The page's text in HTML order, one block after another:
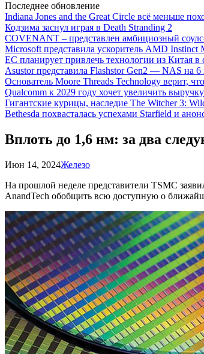
Последнее обновление
Indiana Jones and the Great Circle всё меньше
Кодзима заснул играя в Death Stranding 2
COVENANT – представлен амбициозный
Microsoft представила ускоритель AMD
ЕС планирует привлечь технологии из Китая в
Asustor представила Flashstor Gen2 — NAS на
Основатель Moore Threads Technology верит,
Qualcomm к 2029 году хочет увеличить
Гигантские курицы, наследие The Witcher 3:
Bethesda похвасталась успехами Starfield и
Вплоть до 1,6 нм: за два
Июн 14, 2024Железо
На прошлой неделе представители TSMC
AnandTech обобщить всю доступную о